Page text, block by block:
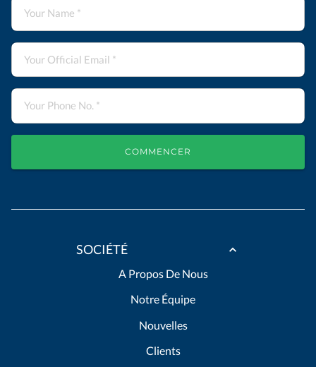
COMMENCER
SOCIÉTÉ
A Propos De Nous
Notre Équipe
Nouvelles
Clients